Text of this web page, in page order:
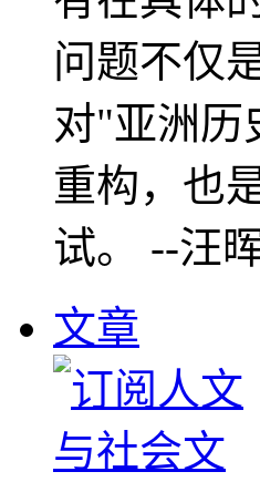
问题不仅
对"亚洲历
重构，也
试。 --汪
文章